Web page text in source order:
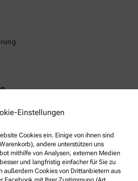
Einstellungen
Cookies ein. Einige von ihnen sind
andere unterstützen uns
mithilfe von Analysen, externen Medien
und langfristig einfacher für Sie zu
außerdem Cookies von Drittanbietern aus